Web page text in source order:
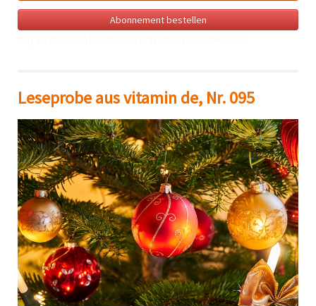
Abonnement bestellen
Leseprobe aus vitamin de, Nr. 095